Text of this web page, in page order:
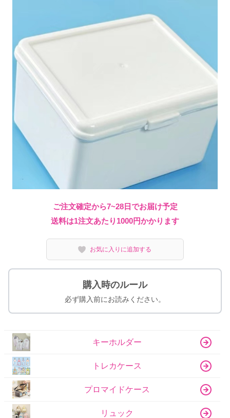
ご注文確定から7~28日でお届け予定
送料は1注文あたり 1000円かかります
お気に入りに追加する
購入時のルール
必ず購入前にお読みください。
キーホルダー
トレカケース
プロマイドケース
リュック